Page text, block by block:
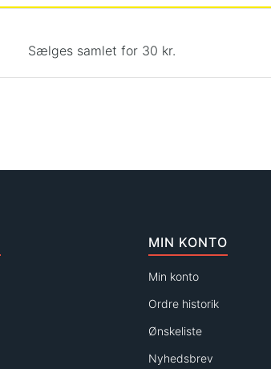
Sælges samlet for 30 kr.
MIN KONTO
Min konto
Ordre historik
Ønskeliste
Nyhedsbrev